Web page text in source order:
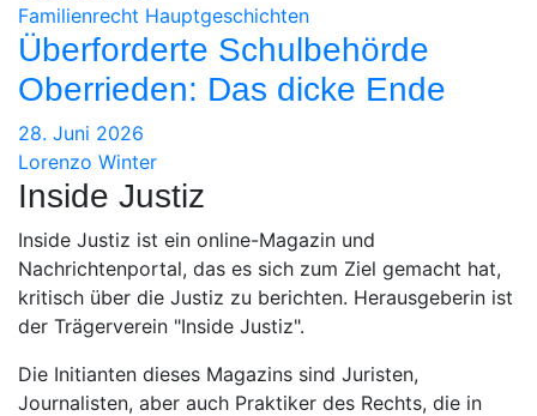
Familienrecht Hauptgeschichten
Überforderte Schulbehörde
Oberrieden: Das dicke Ende
28. Juni 2026
Lorenzo Winter
Inside Justiz
Inside Justiz ist ein online-Magazin und
Nachrichtenportal, das es sich zum Ziel gemacht hat,
kritisch über die Justiz zu berichten. Herausgeberin ist
der Trägerverein "Inside Justiz".
Die Initianten dieses Magazins sind Juristen,
Journalisten, aber auch Praktiker des Rechts, die in